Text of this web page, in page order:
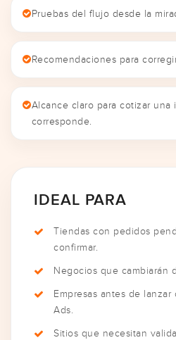
Pruebas del flujo desde la
Recomendaciones para
Alcance claro para cotizar una
corresponde.
IDEAL PARA
Tiendas con pedidos
confirmar.
Negocios que cambiarán
Empresas antes de
Ads.
Sitios que necesitan